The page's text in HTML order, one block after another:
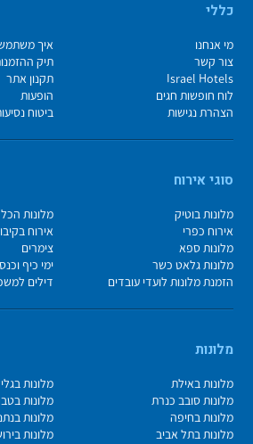
כללי
מי אנחנו
איך
צור קשר
תיק
Israel Hotels
תקנון אתר
לוח חופשות חגים
הופעות
הצהרת נגישות
ביטוח
סוגי אירוח
מלונות בוטיק
מלונות
אירוח כפרי
אירוח
מלונות ספא
צימרים
מלונות גלאט כשר
ימי כיף
הזמנת מלונות לועדי עובדים
דילים
מלונות
מלונות באילת
מלונות
מלונות סובב כנרת
מלונות
מלונות בחיפה
מלונות
מלונות בתל אביב
מלונות